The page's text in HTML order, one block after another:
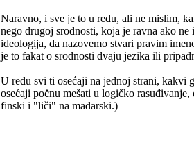
Naravno, i sve je to u redu, ali ne mislim,
nego drugoj srodnosti, koja je ravna ako
ideologija, da nazovemo stvari pravim
je to fakat o srodnosti dvaju jezika ili
U redu svi ti osećaji na jednoj strani, kakvi
osećaji počnu mešati u logičko
finski i "liči" na mađarski.)